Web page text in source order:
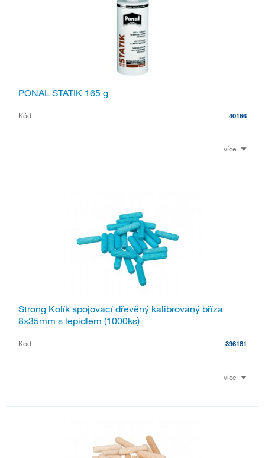
PONAL STATIK 165 g
Kód 40166
více
Strong Kolík spojovací dřevěný kalibrovaný bříza
8x35mm s lepidlem (1000ks)
Kód 396181
více